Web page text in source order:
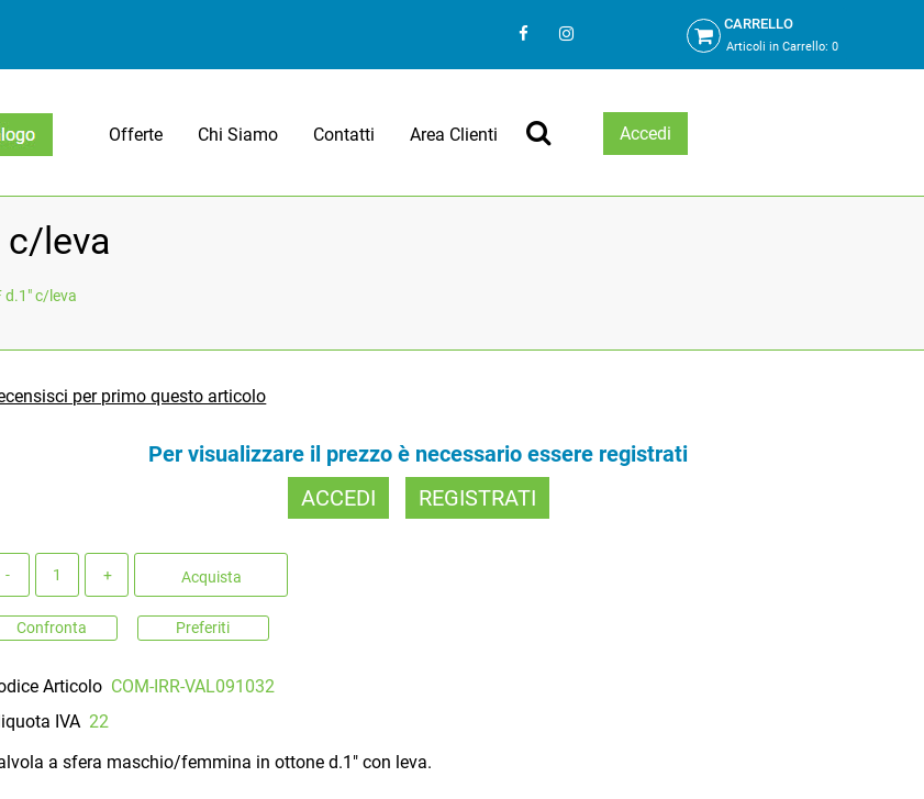
CARRELLO
Articoli in Carrello:0
Offerte Chi Siamo Contatti Area Clienti Accedi
c/leva
d.1" c/leva
per primo questo articolo
Per visualizzare il prezzo è necessario essere registrati
ACCEDI
REGISTRATI
Acquista
Confronta Preferiti
Articolo COM-IRR-VAL091032
IVA 22
a sfera maschio/femmina in ottone d.1" con leva.